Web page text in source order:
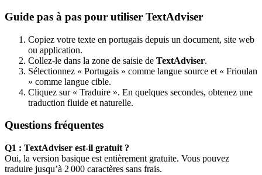
Guide pas à pas pour utiliser TextAdviser
Copiez votre texte en portugais depuis un document, site web
ou application.
Collez-le dans la zone de saisie de TextAdviser.
Sélectionnez « Portugais » comme langue source et « Frioulan
» comme langue cible.
Cliquez sur « Traduire ». En quelques secondes, obtenez une
traduction fluide et naturelle.
Questions fréquentes
Q1 : TextAdviser est-il gratuit ?
Oui, la version basique est entièrement gratuite. Vous pouvez
traduire jusqu’à 2 000 caractères sans frais.